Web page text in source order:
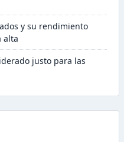
y su rendimiento
alta
justo para las